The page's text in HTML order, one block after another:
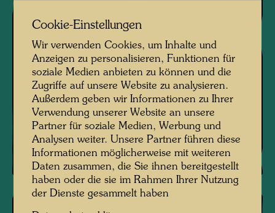
Cookie-Einstellungen
Wir verwenden Cookies, um Inhalte und
Anzeigen zu personalisieren, Funktionen für
soziale Medien anbieten zu können und die
Zugriffe auf unsere Website zu analysieren.
Außerdem geben wir Informationen zu Ihrer
Verwendung unserer Website an unsere
Partner für soziale Medien, Werbung und
Analysen weiter. Unsere Partner führen diese
Informationen möglicherweise mit weiteren
Daten zusammen, die Sie ihnen bereitgestellt
haben oder die sie im Rahmen Ihrer Nutzung
der Dienste gesammelt haben